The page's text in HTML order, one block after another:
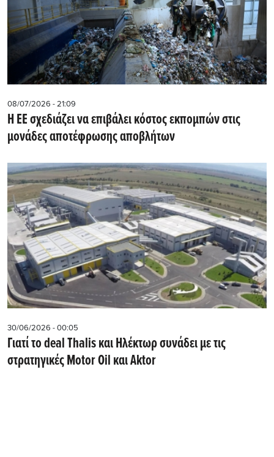
08/07/2026 - 21:09
Η ΕΕ σχεδιάζει να επιβάλει κόστος εκπομπών στις
μονάδες αποτέφρωσης αποβλήτων
30/06/2026 - 00:05
Γιατί το deal Thalis και Ηλέκτωρ συνάδει με τις
στρατηγικές Motor Oil και Aktor